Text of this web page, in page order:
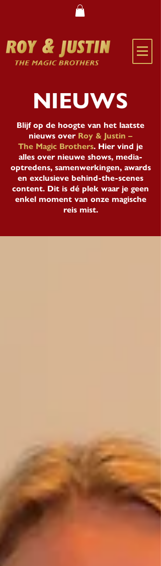
NIEUWS
Blijf op de hoogte van het laatste
nieuws over Roy & Justin –
The Magic Brothers. Hier vind je
alles over nieuwe shows, media-
optredens, samenwerkingen, awards
en exclusieve behind-the-scenes
content. Dit is dé plek waar je geen
enkel moment van onze magische
reis mist.